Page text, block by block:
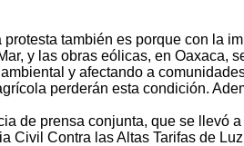
protesta también es porque con la
y las obras eólicas, en Oaxaca,
y afectando a
perderán esta condición.
de prensa conjunta, que se llevó
Civil Contra las Altas Tarifas de